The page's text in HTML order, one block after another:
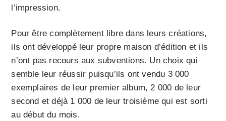
l’impression.
Pour être complètement libre dans leurs créations,
ils ont développé leur propre maison d’édition et ils
n’ont pas recours aux subventions. Un choix qui
semble leur réussir puisqu’ils ont vendu 3 000
exemplaires de leur premier album, 2 000 de leur
second et déjà 1 000 de leur troisième qui est sorti
au début du mois.